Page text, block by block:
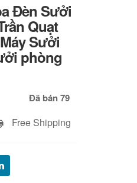
Đèn Sưởi
Quạt
Sưởi
phòng
Đã bán 79
Free Shipping